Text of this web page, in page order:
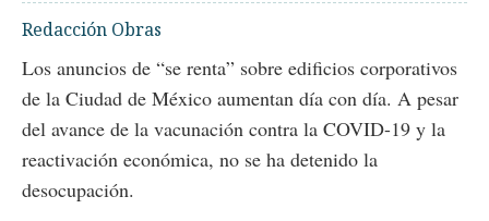
Redacción Obras
Los anuncios de “se renta” sobre edificios corporativos
de la Ciudad de México aumentan día con día. A pesar
del avance de la vacunación contra la COVID-19 y la
reactivación económica, no se ha detenido la
desocupación.